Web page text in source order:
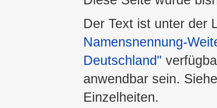
Der Text ist unter der
Namensnennung-
Deutschland"
anwendbar sein.
Einzelheiten.